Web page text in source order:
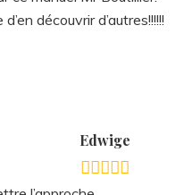
manie avec excellence! J’ai
et je n’ai eu qu’une